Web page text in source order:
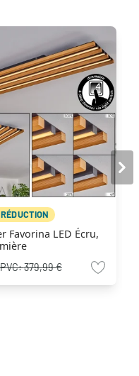
Favorina LED Écru,
PVC:379,99 €